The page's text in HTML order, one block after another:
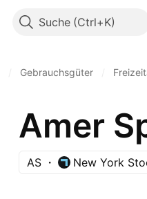
Suche
Gebrauchsgüter
Amer
AS New York